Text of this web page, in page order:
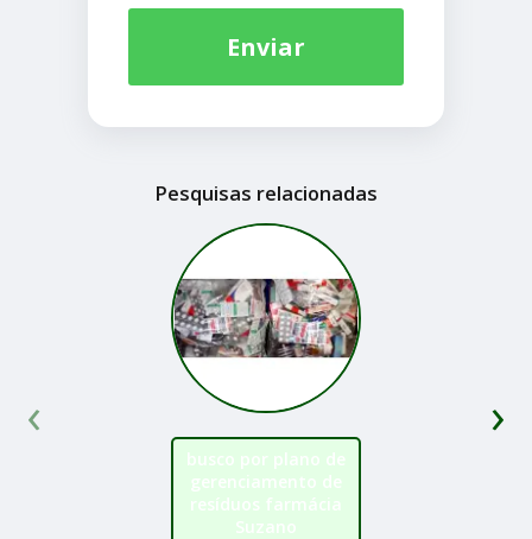
Enviar
Pesquisas relacionadas
busco por plano de
gerenciamento de
resíduos farmácia
Suzano
‹ ›